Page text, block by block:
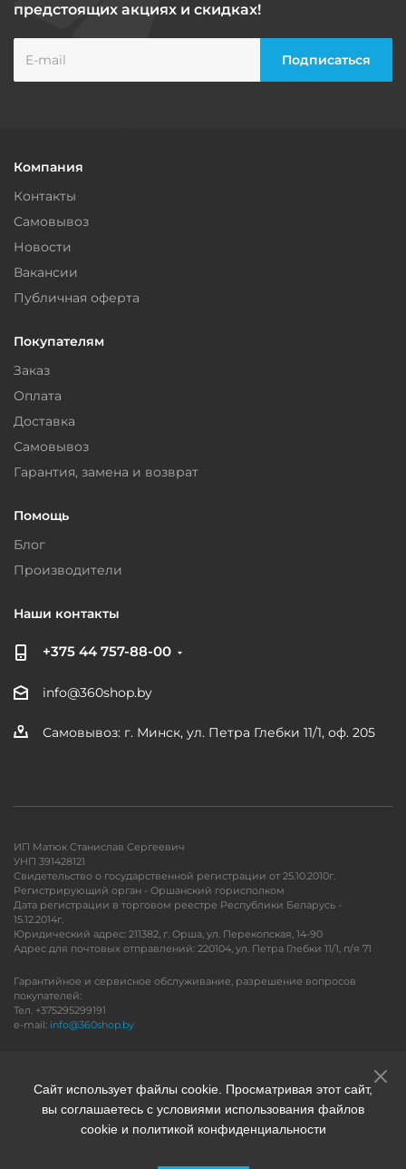
предстоящих акциях и скидках!
Компания
Контакты
Самовывоз
Новости
Вакансии
Публичная оферта
Покупателям
Заказ
Оплата
Доставка
Самовывоз
Гарантия, замена и возврат
Помощь
Блог
Производители
Наши контакты
+375 44 757-88-00
info@360shop.by
Самовывоз: г. Минск, ул. Петра Глебки 11/1, оф. 205
ИП Матюк Станислав Сергеевич
УНП 391428121
Свидетельство о государственной регистрации от 25.10.2010г.
Регистрирующий орган - Оршанский горисполком
Дата регистрации в торговом реестре Республики Беларусь -
15.12.2014г.
Юридический адрес: 211382, г. Орша, ул. Перекопская, 14-90
Адрес для почтовых отправлений: 220104, ул. Петра Глебки 11/1, п/я 71
Гарантийное и сервисное обслуживание, разрешение вопросов
покупателей:
Тел. +375295299191
e-mail: info@360shop.by
Сайт использует файлы cookie. Просматривая этот сайт,
вы соглашаетесь с условиями использования файлов
cookie и политикой конфиденциальности